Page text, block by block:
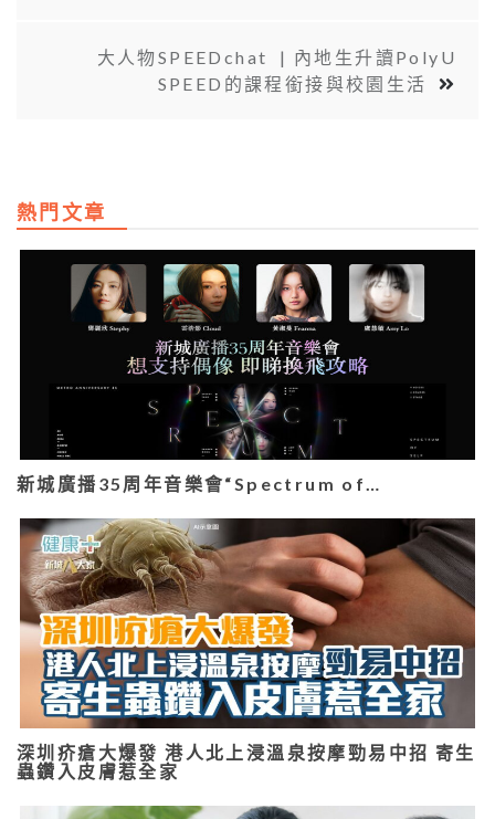
大人物SPEEDchat | 內地生升讀PolyU
SPEED的課程銜接與校園生活
熱門文章
新城廣播35周年音樂會“Spectrum of…
深圳疥瘡大爆發 港人北上浸溫泉按摩勁易中招 寄生
蟲鑽入皮膚惹全家